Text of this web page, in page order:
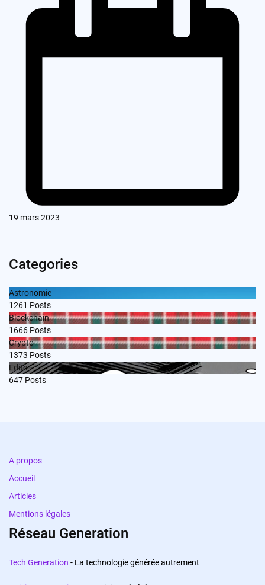
19 mars 2023
Categories
Astronomie
1261 Posts
Blockchain
1666 Posts
Crypto
1373 Posts
Edito
647 Posts
A propos
Accueil
Articles
Mentions légales
Réseau Generation
Tech Generation - La technologie générée autrement